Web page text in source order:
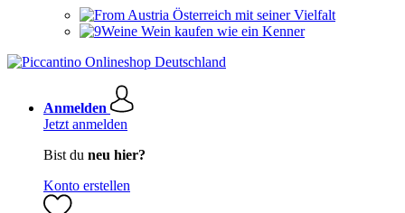
Österreich mit seiner Vielfalt
Wein kaufen wie ein Kenner
Anmelden
Jetzt anmelden
Bist du neu hier?
Konto erstellen